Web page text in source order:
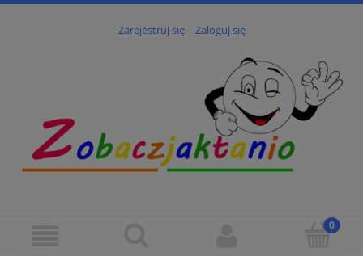
Zarejestruj się Zaloguj się